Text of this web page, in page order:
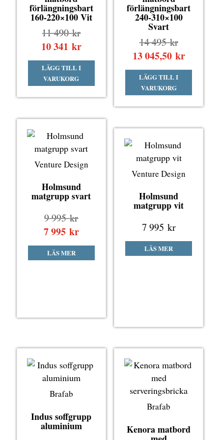
förlängningsbart
160-220×100 Vit
11 490krDet
ursprungliga
priset
var:
11
490 kr.
10 341 krDet
nuvarande
priset
är:
10
LÄGG TILL I
VARUKORG
förlängningsbart
240-310×100
Svart
14 495krDet
priset
var:
14
495 kr.
13 045,50 krDet
är:
13
LÄGG TILL I
VARUKORG
Venture Design
Holmsund
matgrupp svart
9 995krDet
ursprungliga
priset
7 995 krDet
nuvarande
LÄS MER
Venture Design
Holmsund
matgrupp vit
7 995 kr
LÄS MER
Brafab
Indus soffgrupp
aluminium
Brafab
Kenora matbord